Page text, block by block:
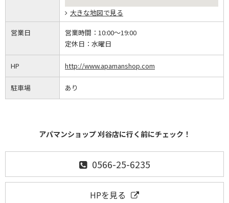
大きな地図で見る
営業日 営業時間： 10:00～19:00
定休日： 水曜日
HP http://www.apamanshop.com
駐車場 あり
アパマンショップ 刈谷店に行く前にチェック！
0566-25-6235
HPを見る